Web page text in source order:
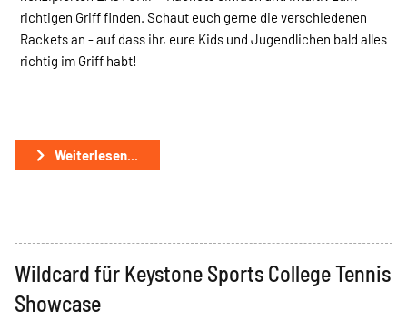
richtigen Griff finden. Schaut euch gerne die verschiedenen
Rackets an - auf dass ihr, eure Kids und Jugendlichen bald alles
richtig im Griff habt!
Weiterlesen...
Wildcard für Keystone Sports College Tennis
Showcase